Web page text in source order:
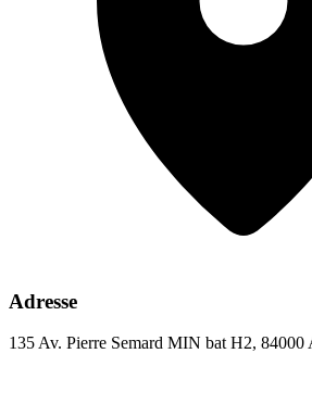
Adresse
135 Av. Pierre Semard MIN bat H2, 84000